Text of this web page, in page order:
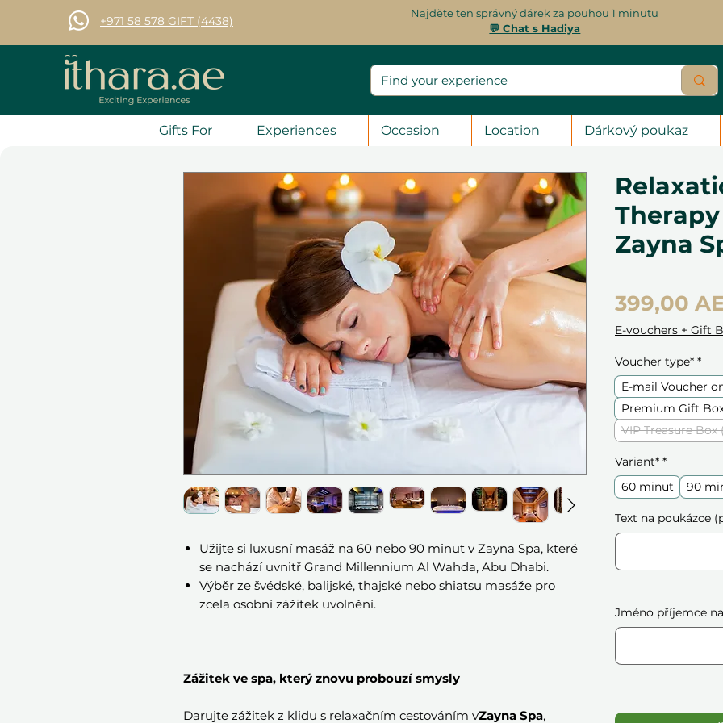
+971 58 578 GIFT (4438)
Najděte ten správný dárek za pouhou 1 minutu
💬 Chat s Hadiya
Gifts For Experiences Occasion Location Dárkový poukaz
Užijte si luxusní masáž na 60 nebo 90 minut v Zayna Spa, které
se nachází uvnitř Grand Millennium Al Wahda, Abu Dhabi.
Výběr ze švédské, balijské, thajské nebo shiatsu masáže pro
zcela osobní zážitek uvolnění.
Zážitek ve spa, který znovu probouzí smysly
Darujte zážitek z klidu s relaxačním cestováním vZayna Spa,
Zayna
399,00
E-vouchers + Gift
Voucher type* *
E-mail Voucher
Premium Gift
VIP Treasure Box
Variant* *
60 minut
90
Text na poukázce
Jméno příjemce